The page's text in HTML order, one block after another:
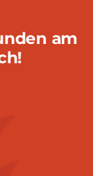
am